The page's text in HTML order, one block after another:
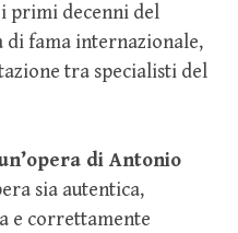
primi decenni del
di fama internazionale,
tra specialisti del
di Antonio
sia autentica,
e correttamente